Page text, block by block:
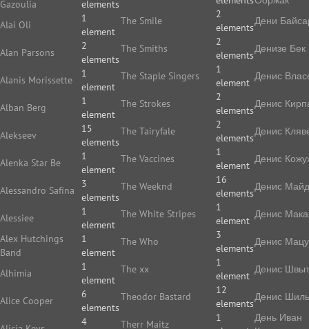
Gazoulia
elements
Alai Oli
1
element
Alan Parsons
2
elements
Alanis Morissette
1
element
Alban Berg
1
element
Alekseev
15
elements
Alenka Star Be
1
element
Alessandro Safína
3
elements
Alessiee
1
element
Alex Hutchings
Band
1
element
Alhimia
1
element
Alice Cooper
6
elements
4
The Smile
2
elements
The Smiths
2
elements
The Staple Singers
1
element
The Strokes
2
elements
The Tairyfale
2
elements
The Vaccines
1
element
The Weeknd
16
elements
The White Stripes
1
element
The Who
3
elements
The xx
1
element
Theodor Bastard
12
elements
Therr Maitz
1
Дени
Денизе Бек
Денис
Денис
Денис
Денис
Денис
Денис
Денис
Денис
Денис
День Иван